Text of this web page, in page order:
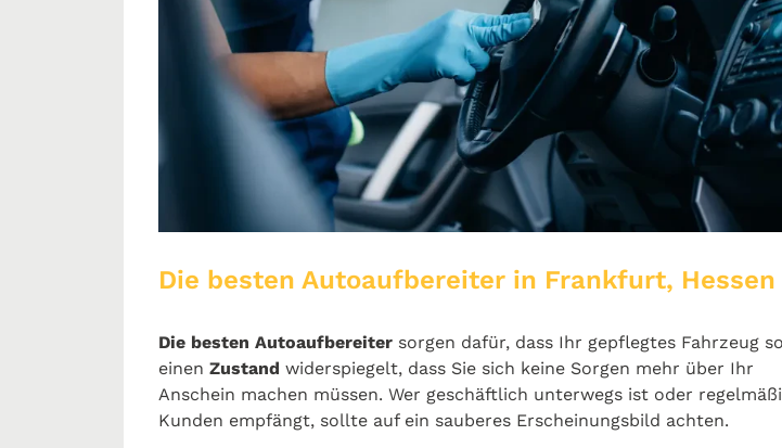
Die besten Autoaufbereiter in Frankfurt, Hessen
Die besten Autoaufbereiter sorgen dafür, dass Ihr gepflegtes Fahrzeug so
einen Zustand widerspiegelt, dass Sie sich keine Sorgen mehr über Ihr
Anschein machen müssen. Wer geschäftlich unterwegs ist oder
Kunden empfängt, sollte auf ein sauberes Erscheinungsbild achten.